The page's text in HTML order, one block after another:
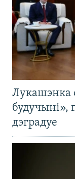
Лукашэнка
будучыні»,
дэградуе